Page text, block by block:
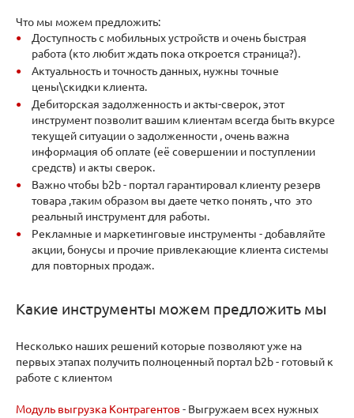
Что мы можем предложить:
Доступность с мобильных устройств и очень быстрая
работа (кто любит ждать пока откроется страница?).
Актуальность и точность данных, нужны точные
цены\скидки клиента.
Дебиторская задолженность и акты-сверок, этот
инструмент позволит вашим клиентам всегда быть вкурсе
текущей ситуации о задолженности , очень важна
информация об оплате (её совершении и поступлении
средств) и акты сверок.
Важно чтобы b2b - портал гарантировал клиенту резерв
товара ,таким образом вы даете четко понять , что это
реальный инструмент для работы.
Рекламные и маркетинговые инструменты - добавляйте
акции, бонусы и прочие привлекающие клиента системы
для повторных продаж.
Какие инструменты можем предложить мы
Несколько наших решений которые позволяют уже на
первых этапах получить полноценный портал b2b - готовый к
работе с клиентом
Модуль выгрузка Контрагентов - Выгружаем всех нужных